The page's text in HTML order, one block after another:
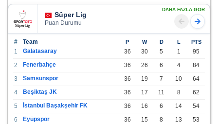
Süper Lig
Puan Durumu
DAHA FAZLA GÖR
# Team P W D L PTS
1 Galatasaray 36 30 5 1
95
2
Fenerbahçe 36 26 6 4
84
3
Samsunspor 36 19 7 10
64
4
Beşiktaş JK 36 17 11 8
62
5
İstanbul Başakşehir FK 36 16 6 14
54
6
Eyüpspor 36 15 8 13
53